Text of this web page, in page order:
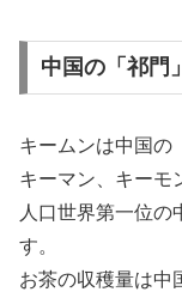
中国の「祁門
キームンは中国の
キーマン、キーモ
人口世界第一位
す。
お茶の収穫量は中